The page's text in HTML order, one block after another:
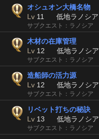
オシュオン大橋名物
Lv 11 低地ラノシア
サブクエスト：ラノシア
木材の在庫管理
Lv 12 低地ラノシア
サブクエスト：ラノシア
造船師の活力源
Lv 12 低地ラノシア
サブクエスト：ラノシア
リベット打ちの秘訣
Lv 13 低地ラノシア
サブクエスト：ラノシア